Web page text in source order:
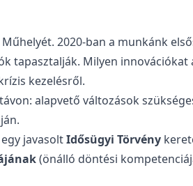
2020-ban a munkánk
tapasztalják. Milyen
kezelésről.
alapvető változások
javasoltIdősügyi Törvény
(önálló döntési